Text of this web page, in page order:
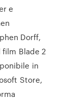
e
Dorff,
film Blade 2
in
Store,